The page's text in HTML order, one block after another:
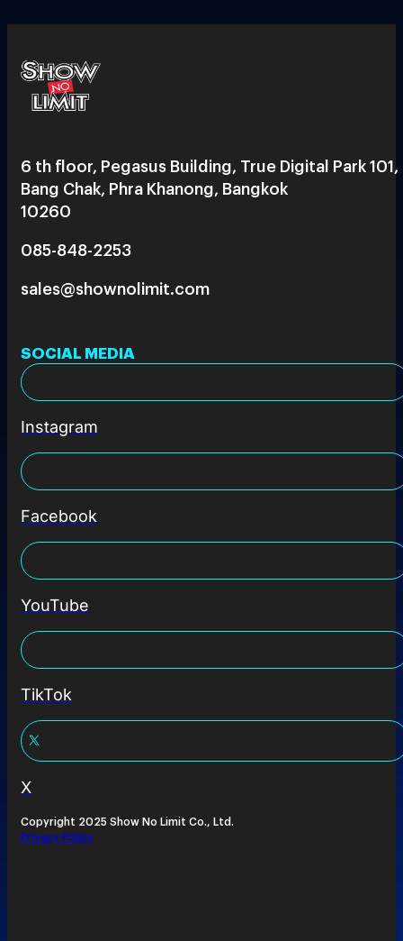
6 th floor, Pegasus Building, True Digital Park 101,
Bang Chak, Phra Khanong, Bangkok
10260
085-848-2253
sales@shownolimit.com
SOCIAL MEDIA
Instagram
Facebook
YouTube
TikTok
X
Copyright 2025 Show No Limit Co., Ltd.
Privacy Policy